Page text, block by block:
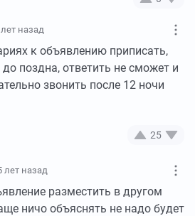
лет назад
к объявлению приписать,
до поздна, ответить не сможет и
звонить после 12 ночи
25
лет назад
разместить в другом
ничо объяснять не надо будет